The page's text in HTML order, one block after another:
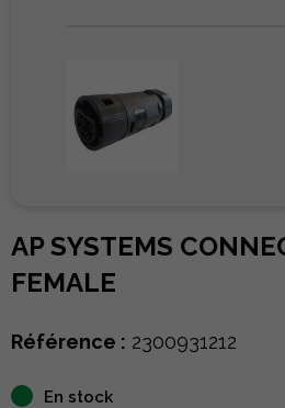
AP SYSTEMS
FEMALE
Référence : 2300931212
En stock